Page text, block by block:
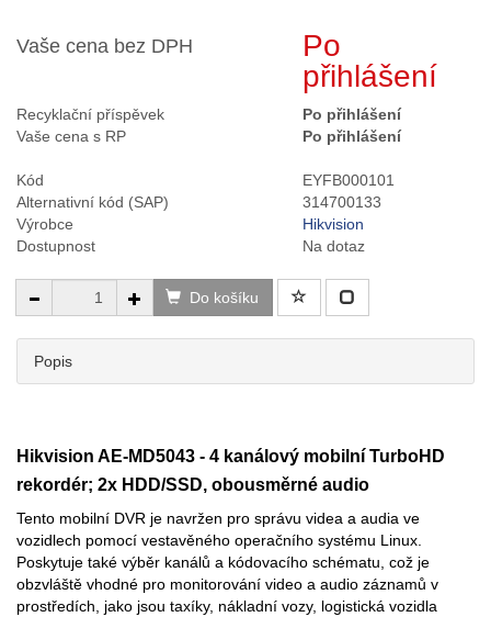
Vaše cena bez DPH
Po
přihlášení
Recyklační příspěvek
Po přihlášení
Vaše cena s RP
Po přihlášení
Kód
EYFB000101
Alternativní kód (SAP)
314700133
Výrobce
Hikvision
Dostupnost
Na dotaz
Do košíku
Popis
Hikvision AE-MD5043 - 4 kanálový mobilní TurboHD
rekordér; 2x HDD/SSD, obousměrné audio
Tento mobilní DVR je navržen pro správu videa a audia ve
vozidlech pomocí vestavěného operačního systému Linux.
Poskytuje také výběr kanálů a kódovacího schématu, což je
obzvláště vhodné pro monitorování video a audio záznamů v
prostředích, jako jsou taxíky, nákladní vozy, logistická vozidla